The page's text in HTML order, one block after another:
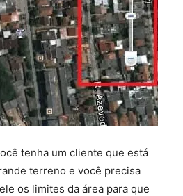
tenha um cliente que está
terreno e você precisa
os limites da área para que